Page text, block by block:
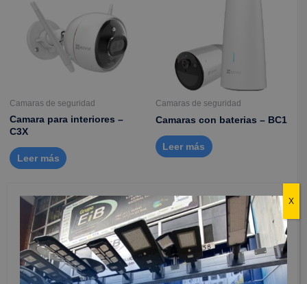
Camaras de seguridad
Camara para interiores –
C3X
Leer más
Camaras de seguridad
Camaras con baterias – BC1
Leer más
X